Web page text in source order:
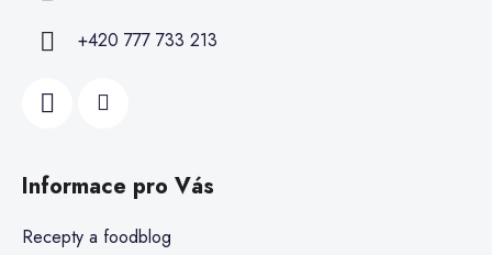
+420 777 733 213
Informace pro Vás
Recepty a foodblog